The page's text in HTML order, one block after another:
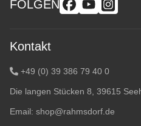
FOLGEN
Kontakt
+49 (0) 39 386 79 40 0
Die langen Stücken 8, 39615
Email: shop@rahmsdorf.de